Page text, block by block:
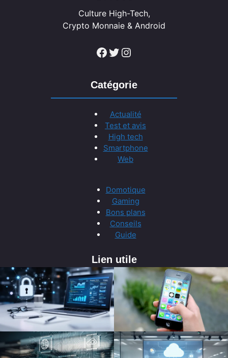
Culture High-Tech,
Crypto Monnaie & Android
Facebook Twitter Instagram
Catégorie
Actualité
Test et avis
High tech
Smartphone
Web
Domotique
Gaming
Bons plans
Conseils
Guide
Lien utile